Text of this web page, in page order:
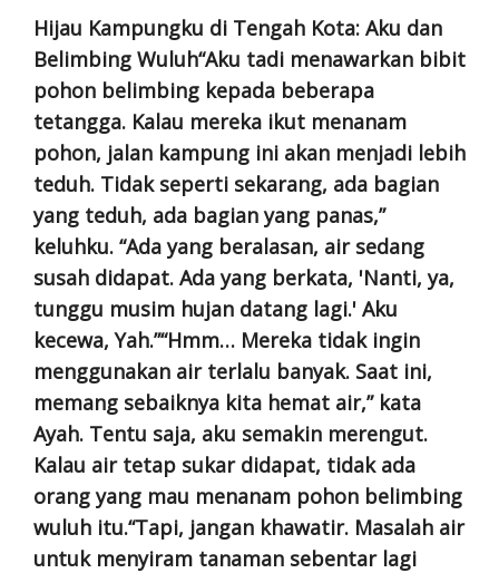
Hijau Kampungku di Tengah Kota: Aku dan
Belimbing Wuluh“Aku tadi menawarkan bibit
pohon belimbing kepada beberapa
tetangga. Kalau mereka ikut menanam
pohon, jalan kampung ini akan menjadi lebih
teduh. Tidak seperti sekarang, ada bagian
yang teduh, ada bagian yang panas,”
keluhku. “Ada yang beralasan, air sedang
susah didapat. Ada yang berkata, 'Nanti, ya,
tunggu musim hujan datang lagi.' Aku
kecewa, Yah.”“Hmm… Mereka tidak ingin
menggunakan air terlalu banyak. Saat ini,
memang sebaiknya kita hemat air,” kata
Ayah. Tentu saja, aku semakin merengut.
Kalau air tetap sukar didapat, tidak ada
orang yang mau menanam pohon belimbing
wuluh itu.“Tapi, jangan khawatir. Masalah air
untuk menyiram tanaman sebentar lagi